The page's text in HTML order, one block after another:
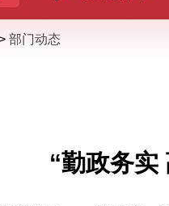
部门动态
“勤政务